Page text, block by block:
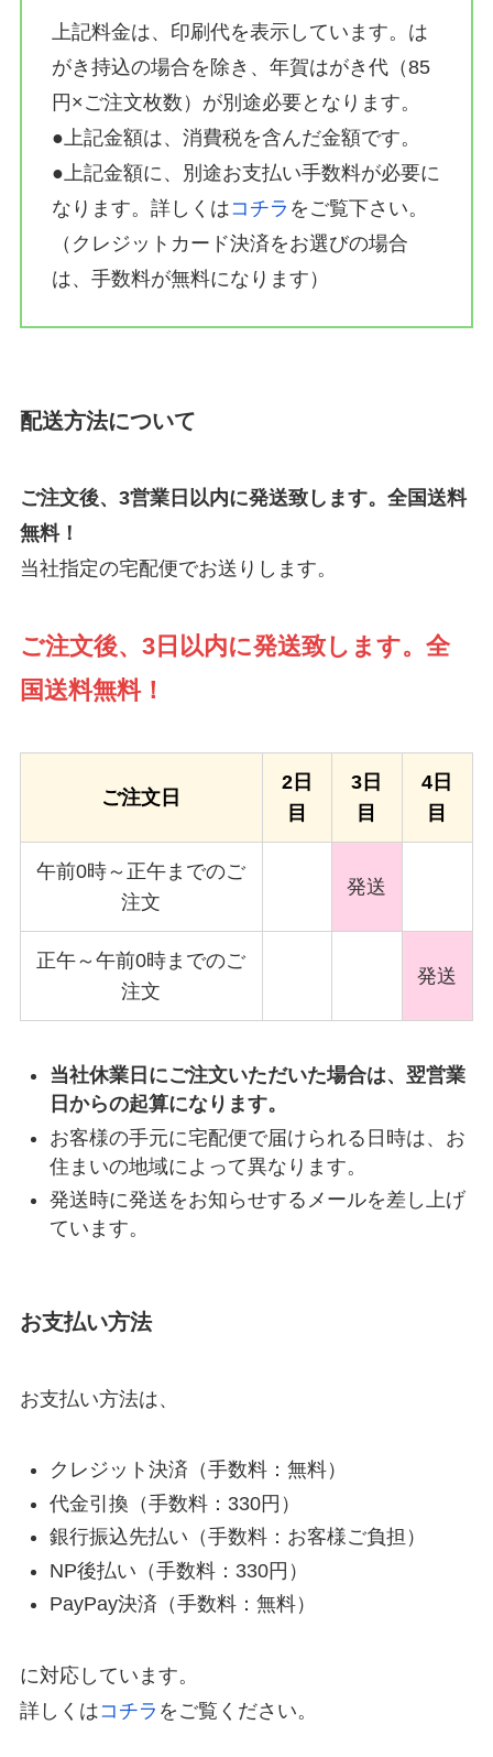
上記料金は、印刷代を表示しています。は
がき持込の場合を除き、年賀はがき代（85
円×ご注文枚数）が別途必要となります。
●上記金額は、消費税を含んだ金額です。
●上記金額に、別途お支払い手数料が必要に
なります。詳しくはコチラ をご覧下さい。
（クレジットカード決済をお選びの場合
は、手数料が無料になります）
配送方法について
ご注文後、3営業日以内に発送致します。全国送料
無料！
当社指定の宅配便でお送りします。
ご注文後、3日以内に発送致します。全
国送料無料！
ご注文日
2日
目
3日
目
4日
目
午前0時～正午までのご
注文
発送
正午～午前0時までのご
注文
発送
当社休業日にご注文いただいた場合は、翌営業
日からの起算になります。
お客様の手元に宅配便で届けられる日時は、お
住まいの地域によって異なります。
発送時に発送をお知らせするメールを差し上げ
ています。
お支払い方法
お支払い方法は、
クレジット決済（手数料：無料）
代金引換（手数料：330円）
銀行振込先払い（手数料：お客様ご負担）
NP後払い（手数料：330円）
PayPay決済（手数料：無料）
に対応しています。
詳しくはコチラ をご覧ください。